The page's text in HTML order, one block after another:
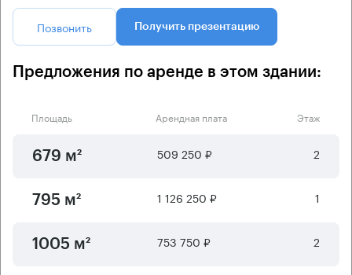
Позвонить Получить презентацию
Предложения по аренде в этом здании:
Площадь Арендная плата Этаж
679 м² 509 250 ₽ 2
795 м² 1 126 250 ₽ 1
1005 м² 753 750 ₽ 2